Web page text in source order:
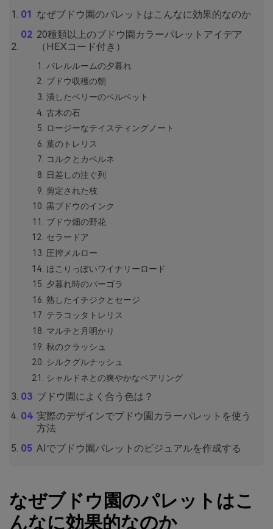
なぜブドウ園のパレットはこんなに効果的なのか
20種類以上のブドウ園カラーパレットアイデア
（HEXコード付き）
バレルルームの夕暮れ
ブドウ収穫の朝
潰したベリーのベルベット
古木の石
ロージーなテイスティングノート
葉のトレリス
コルクとカベルネ
日差しの注ぐ列
剪定された枝
黒ブドウのインク
ブドウ畑の野花
セラードア
圧搾メルロー
ほこりっぽいワイナリーロード
夕暮れ時のパーゴラ
熟したイチジクとセージ
テラコッタトレリス
マルチと月明かり
秋のクラッシュ
シルクグルナッシュ
シャルドネとの爽やかなペアリング
ブドウ園によく合う色は？
実際のデザインでブドウ園カラーパレットを使う
方法
AIでブドウ園パレットのビジュアルを作成する
なぜブドウ園のパレットはこ
んなに効果的なのか